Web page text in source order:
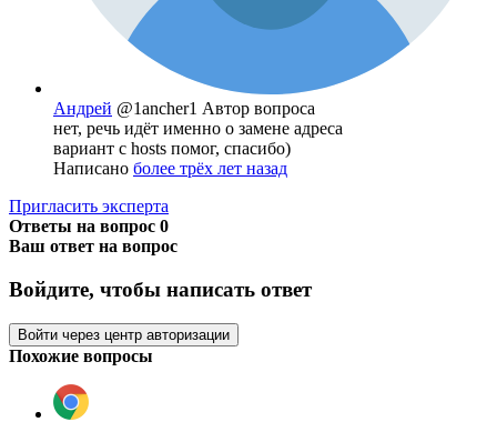
Андрей @1ancher1 Автор вопроса
нет, речь идёт именно о замене адреса
вариант с hosts помог, спасибо)
Написано более трёх лет назад
Пригласить эксперта
Ответы на вопрос 0
Ваш ответ на вопрос
Войдите, чтобы написать ответ
Войти через центр авторизации
Похожие вопросы